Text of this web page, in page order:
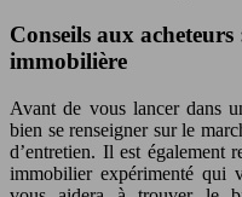
Conseils aux
immobilière
Avant de vous lancer dans
bien se renseigner sur le
d’entretien. Il est également
immobilier expérimenté qui